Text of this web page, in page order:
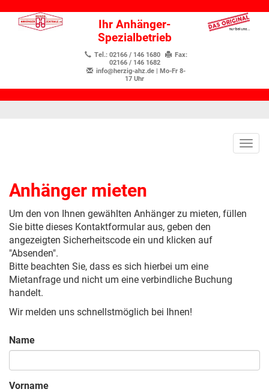
Ihr Anhänger-
Spezialbetrieb
Tel.: 02166 / 146 1680
Fax:
02166 / 146 1682
info@herzig-ahz.de | Mo-Fr 8-
17 Uhr
Anhänger mieten
Um den von Ihnen gewählten Anhänger zu mieten, füllen
Sie bitte dieses Kontaktformular aus, geben den
angezeigten Sicherheitscode ein und klicken auf
"Absenden".
Bitte beachten Sie, dass es sich hierbei um eine
Mietanfrage und nicht um eine verbindliche Buchung
handelt.
Wir melden uns schnellstmöglich bei Ihnen!
Name
Vorname